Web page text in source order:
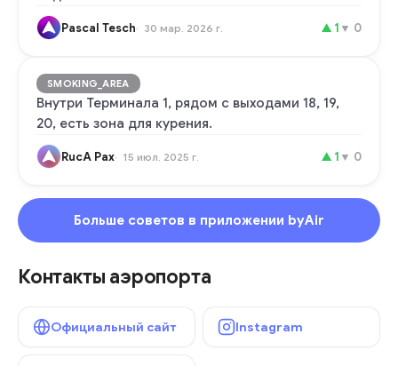
Pascal Tesch 30 мар. 2026 г. ▲ 1 ▼ 0
SMOKING_AREA
Внутри Терминала 1, рядом с выходами 18, 19,
20, есть зона для курения.
RucA Pax 15 июл. 2025 г. ▲ 1 ▼ 0
Больше советов в приложении byAir
Контакты аэропорта
Официальный сайт Instagram